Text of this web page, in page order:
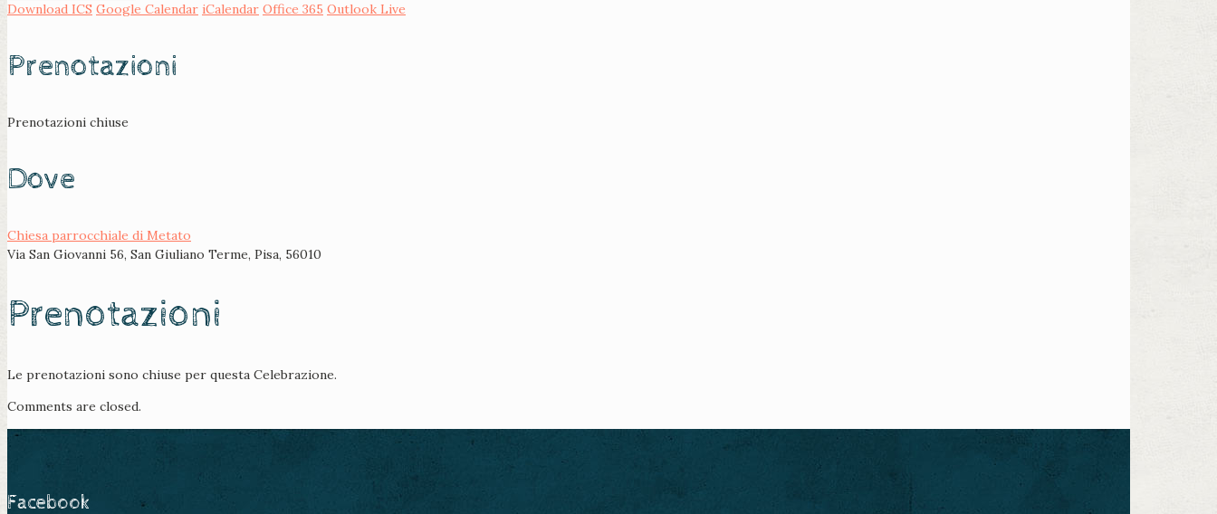
Download ICS Google Calendar iCalendar Office 365 Outlook Live
Prenotazioni
Prenotazioni chiuse
Dove
Chiesa parrocchiale di Metato
Via San Giovanni 56, San Giuliano Terme, Pisa, 56010
Prenotazioni
Le prenotazioni sono chiuse per questa Celebrazione.
Comments are closed.
Facebook